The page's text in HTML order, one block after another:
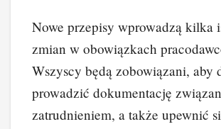
Nowe przepisy wprowadzą kilka
zmian w obowiązkach
Wszyscy będą zobowiązani, aby
prowadzić dokumentację
zatrudnieniem, a także upewnić